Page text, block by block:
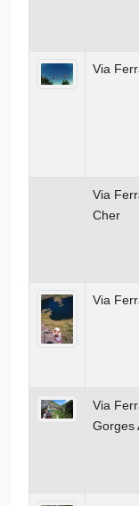
Via
Via
Cher
Via
Via
Gorges